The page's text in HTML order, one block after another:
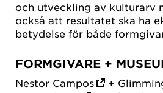
och utveckling av kulturarv
också att resultatet ska ha
betydelse för både
FORMGIVARE +
Nestor Campos +